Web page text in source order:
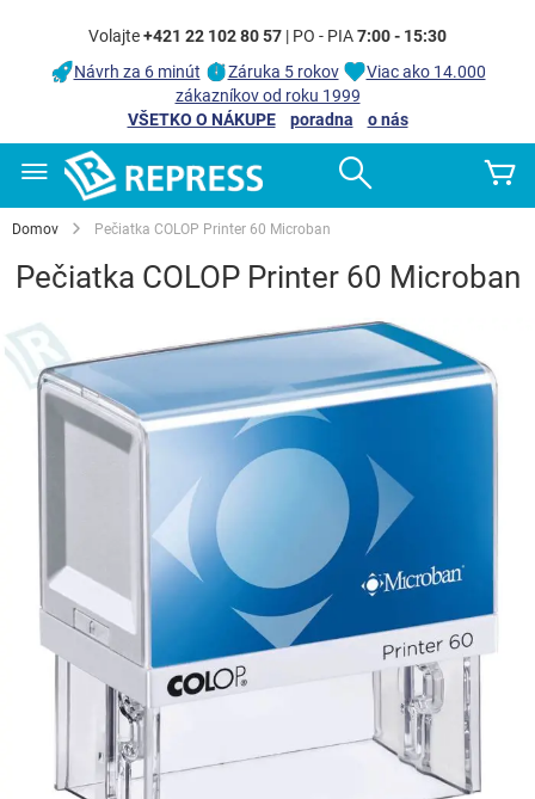
Volajte+421 22 102 80 57 | PO - PIA7:00 - 15:30
Návrh za 6 minút
Záruka 5 rokov
Viac ako 14.000
zákazníkov od roku 1999
VŠETKO O NÁKUPE
poradna
o nás
Domov Pečiatka COLOP Printer 60 Microban
Pečiatka COLOP Printer 60 Microban
Preskočiť
na
koniec
galérie
obrázkov